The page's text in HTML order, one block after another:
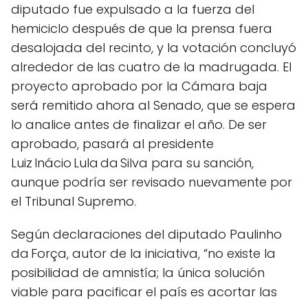
diputado fue expulsado a la fuerza del
hemiciclo después de que la prensa fuera
desalojada del recinto, y la votación concluyó
alrededor de las cuatro de la madrugada. El
proyecto aprobado por la Cámara baja
será remitido ahora al Senado, que se espera
lo analice antes de finalizar el año. De ser
aprobado, pasará al presidente
Luiz Inácio Lula da Silva para su sanción,
aunque podría ser revisado nuevamente por
el Tribunal Supremo.
Según declaraciones del diputado Paulinho
da Força, autor de la iniciativa, “no existe la
posibilidad de amnistía; la única solución
viable para pacificar el país es acortar las